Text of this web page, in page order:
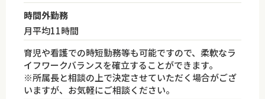
時間外勤務
月平均11時間
育児や看護での時短勤務等も可能ですので、柔軟なラ
イフワークバランスを確立することができます。
※所属長と相談の上で決定させていただく場合がござ
いますが、お気軽にご相談ください。